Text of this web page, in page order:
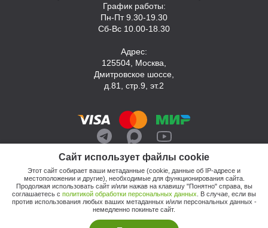
Сайт использует файлы cookie
Этот сайт собирает ваши метаданные (cookie, данные об IP-адресе и
местоположении и другие), необходимые для функционирования сайта.
Продолжая использовать сайт и/или нажав на клавишу "Понятно" справа, вы
соглашаетесь с политикой обработки персональных данных . В случае, если вы
против использования любых ваших метаданных и/или персональных данных -
немедленно покиньте сайт.
График работы:
Пн-Пт 9.30-19.30
Сб-Вс 10.00-18.30
Адрес:
125504, Москва,
Дмитровское шоссе,
д.81, стр.9, эт.2
© 2026, Компания «Интерьер Уют»
Политика обработки персональных данных